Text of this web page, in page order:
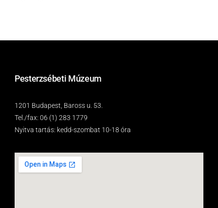
Pesterzsébeti Múzeum
1201 Budapest, Baross u. 53.
Tel./fax: 06 (1) 283 1779
Nyitva tartás: kedd-szombat 10-18 óra